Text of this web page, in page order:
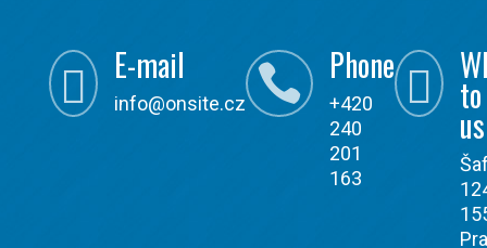
 E-mail
info@onsite.cz  Phone
+420
240
201
163

us